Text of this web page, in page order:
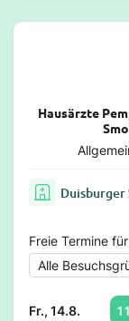
Hausärzte
Duisburger
Freie Termine für
Fr., 14.8.